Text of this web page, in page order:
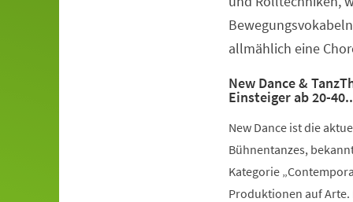
allmählich eine
New Dance &
Einsteiger ab 20-
New Dance ist die
Bühnentanzes,
Kategorie
Produktionen auf Arte.